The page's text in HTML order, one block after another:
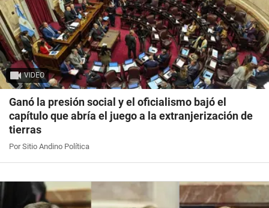
VIDEO
Ganó la presión social y el oficialismo bajó el
capítulo que abría el juego a la extranjerización de
tierras
Por Sitio Andino Política